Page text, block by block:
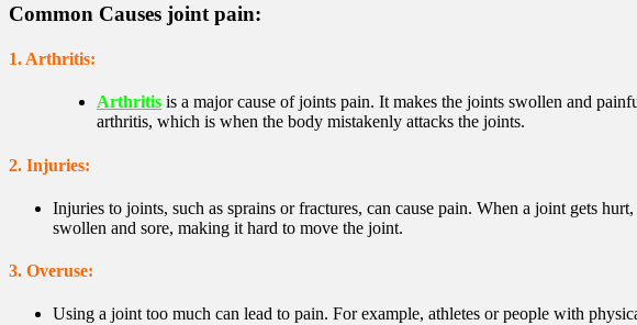
Common Causes joint pain:
1. Arthritis:
Arthritis is a major cause of joints pain. It makes the joints swollen and
arthritis, which is when the body mistakenly attacks the joints.
2. Injuries:
Injuries to joints, such as sprains or fractures, can cause pain. When a joint gets
swollen and sore, making it hard to move the joint.
3. Overuse:
Using a joint too much can lead to pain. For example, athletes or people with